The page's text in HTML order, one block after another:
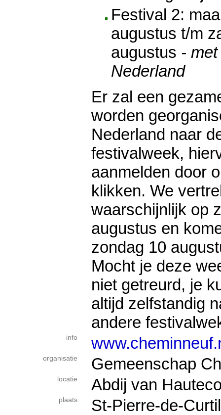
Festival 2:
augustus t/m
augustus -
Nederland
Er zal een
worden
Nederland naar
festivalweek,
aanmelden door
klikken. We
waarschijnlijk op
augustus en
zondag 10
Mocht je deze
niet getreurd, je
altijd zelfstandig
andere
info
organisatie Gemeenschap
locatie Abdij van
plaats St-Pierre-de-